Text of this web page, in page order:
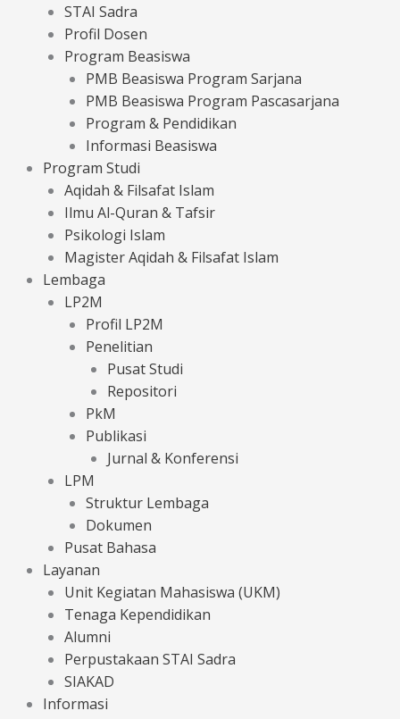
STAI Sadra
Profil Dosen
Program Beasiswa
PMB Beasiswa Program Sarjana
PMB Beasiswa Program Pascasarjana
Program & Pendidikan
Informasi Beasiswa
Program Studi
Aqidah & Filsafat Islam
Ilmu Al-Quran & Tafsir
Psikologi Islam
Magister Aqidah & Filsafat Islam
Lembaga
LP2M
Profil LP2M
Penelitian
Pusat Studi
Repositori
PkM
Publikasi
Jurnal & Konferensi
LPM
Struktur Lembaga
Dokumen
Pusat Bahasa
Layanan
Unit Kegiatan Mahasiswa (UKM)
Tenaga Kependidikan
Alumni
Perpustakaan STAI Sadra
SIAKAD
Informasi